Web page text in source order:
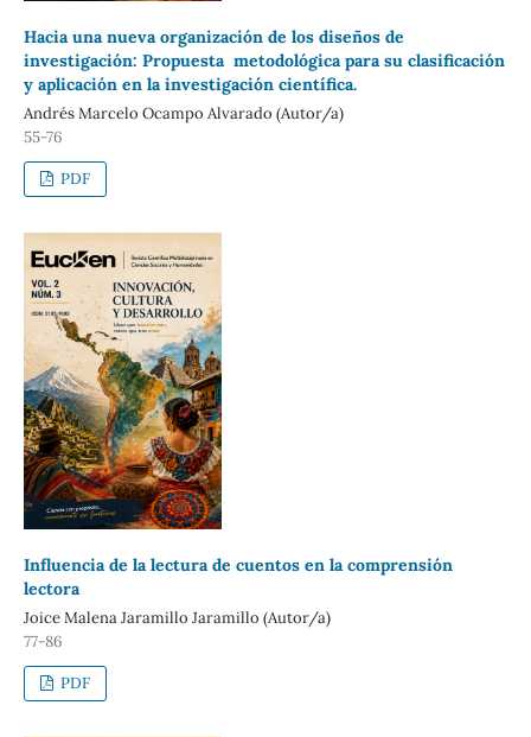
Hacia una nueva organización de los diseños de
investigación: Propuesta metodológica para su clasificación
y aplicación en la investigación científica.
Andrés Marcelo Ocampo Alvarado (Autor/a)
55-76
PDF
Influencia de la lectura de cuentos en la comprensión
lectora
Joice Malena Jaramillo Jaramillo (Autor/a)
77-86
PDF